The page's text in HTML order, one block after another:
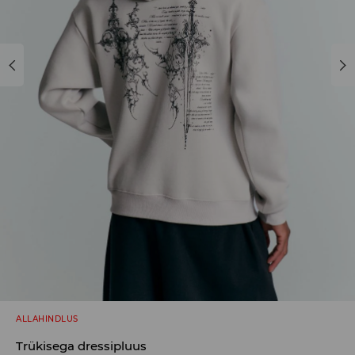
ALLAHINDLUS
Trükisega dressipluus